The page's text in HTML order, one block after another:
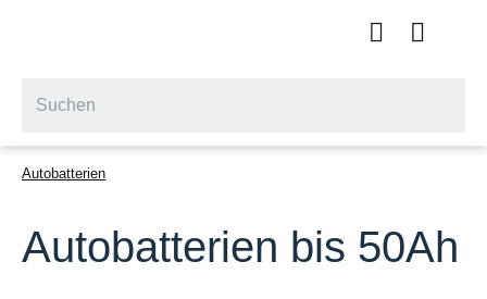
Autobatterien
Autobatterien bis 50Ah